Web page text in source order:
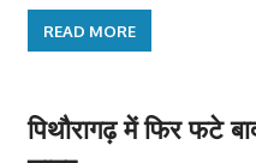
READ MORE
पिथौरागढ़ में फिर फटे